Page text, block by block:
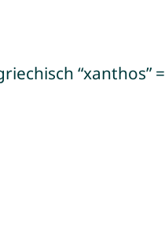
“xanthos” =